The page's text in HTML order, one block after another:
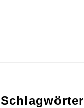
Schlagwörter